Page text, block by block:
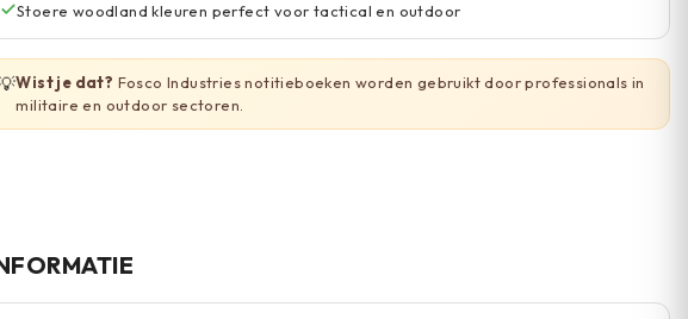
Stoere woodland kleuren perfect voor tactical en outdoor
Wist je dat? Fosco Industries notitieboeken worden gebruikt door professionals in
militaire en outdoor sectoren.